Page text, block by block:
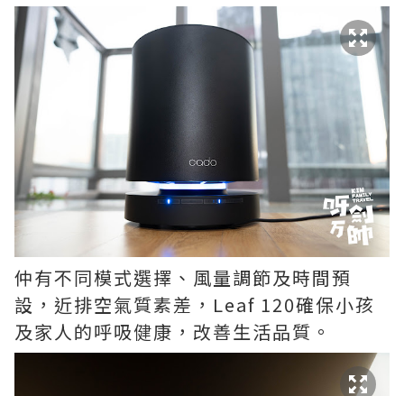
仲有不同模式選擇、風量調節及時間預
設，近排空氣質素差，Leaf 120確保小孩
及家人的呼吸健康，改善生活品質。